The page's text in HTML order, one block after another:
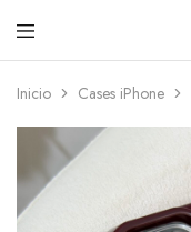
Inicio Cases iPhone